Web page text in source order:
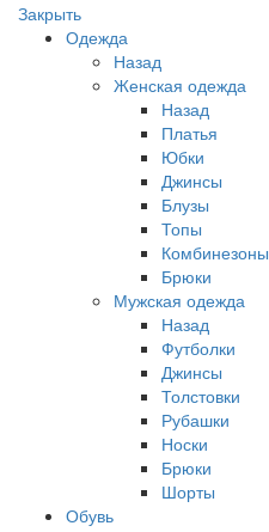
Закрыть
Одежда
Назад
Женская одежда
Назад
Платья
Юбки
Джинсы
Блузы
Топы
Комбинезоны
Брюки
Мужская одежда
Назад
Футболки
Джинсы
Толстовки
Рубашки
Носки
Брюки
Шорты
Обувь